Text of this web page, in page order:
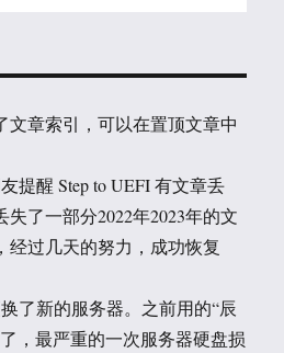
文章索引，可以在置顶文章中
提醒 Step to UEFI 有文章丢
了一部分2022年2023年的文
经过几天的努力，成功恢复
了新的服务器。之前用的“辰
，最严重的一次服务器硬盘损